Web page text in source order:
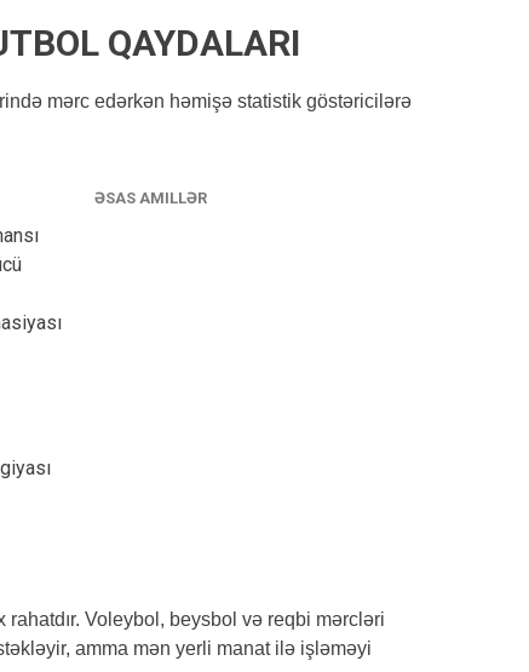
QAYDALARI
mərc edərkən həmişə statistik göstəricilərə
ƏSAS AMILLƏR
Voleybol, beysbol və reqbi mərcləri
amma mən yerli manat ilə işləməyi